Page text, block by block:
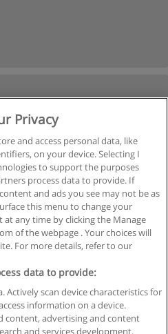
de uso
de datos
Privacy
and access personal data, like
on your device. Selecting I
to support the purposes
process data to provide. If
and ads you see may not be as
this menu to change your
any time by clicking the Manage
of the webpage . Your choices will
For more details, refer to our
data to provide:
Actively scan device characteristics for
information on a device.
content, advertising and content
and services development.